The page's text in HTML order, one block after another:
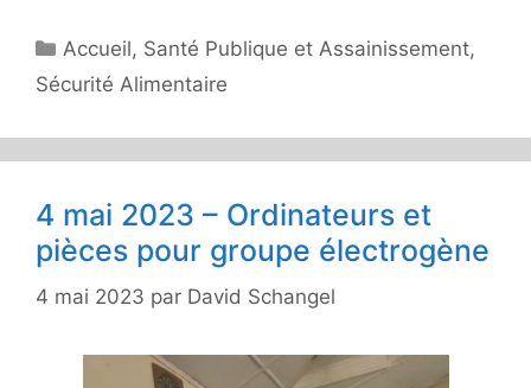
Catégories
Accueil, Santé Publique et Assainissement,
Sécurité Alimentaire
4 mai 2023 – Ordinateurs et
pièces pour groupe électrogène
4 mai 2023 par David Schangel